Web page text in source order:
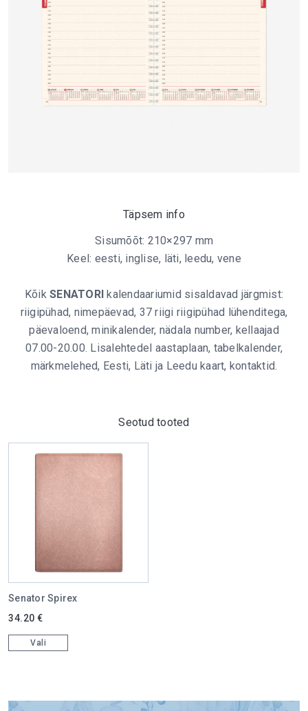
Täpsem info
Sisumõõt: 210×297 mm
Keel: eesti, inglise, läti, leedu, vene
KõikSENATORI kalendaariumid sisaldavad järgmist:
riigipühad, nimepäevad, 37 riigi riigipühad lühenditega,
päevaloend, minikalender, nädala number, kellaajad
07.00-20.00. Lisalehtedel aastaplaan, tabelkalender,
märkmelehed, Eesti, Läti ja Leedu kaart, kontaktid.
Seotud tooted
Senator Spirex
34.20 €
Vali
This product has multiple variants. The options may be chosen on